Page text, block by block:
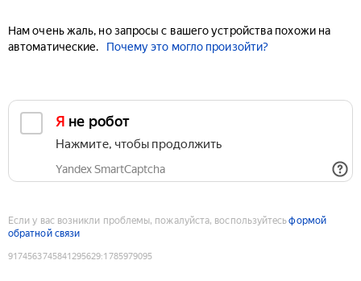
Нам очень жаль, но запросы с вашего устройства похожи на
автоматические.
Почему это могло произойти?
Я не робот
Нажмите, чтобы продолжить
Yandex SmartCaptcha
Если у вас возникли проблемы, пожалуйста, воспользуйтесьформой
обратной связи
9174563745841295629:1785979095